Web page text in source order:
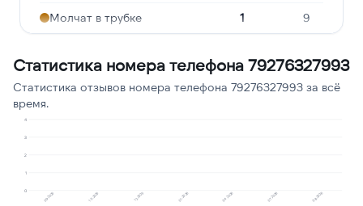
Молчат в трубке 1 9
Статистика номера телефона 79276327993
Статистика отзывов номера телефона 79276327993 за всё
время.
0
1
2
3
4
09.2025 10.2025 12.2025 01.2026 04.2026 07.2026 08.2026